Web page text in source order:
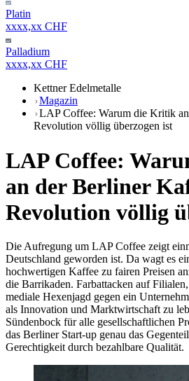
Platin
xxxx,xx CHF
Palladium
xxxx,xx CHF
Kettner Edelmetalle
Magazin
LAP Coffee: Warum die Kritik
Revolution völlig überzogen ist
LAP Coffee:
an der Berliner
Revolution völlig
Die Aufregung um LAP Coffee zeigt
Deutschland geworden ist. Da wagt es
hochwertigen Kaffee zu fairen Preisen
die Barrikaden. Farbattacken auf
mediale Hexenjagd gegen ein
als Innovation und Marktwirtschaft zu
Sündenbock für alle gesellschaftlichen
das Berliner Start-up genau das
Gerechtigkeit durch bezahlbare Qualität.